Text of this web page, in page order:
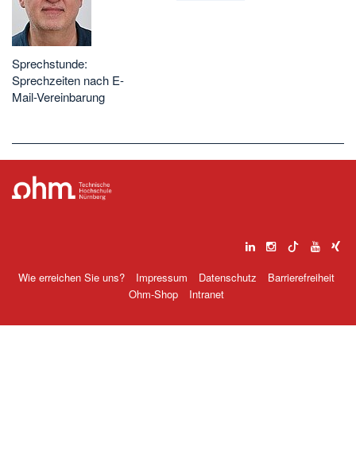
Sprechstunde:
Sprechzeiten nach E-
Mail-Vereinbarung
Wie erreichen Sie uns? Impressum Datenschutz
Barrierefreiheit
Ohm-Shop
Intranet